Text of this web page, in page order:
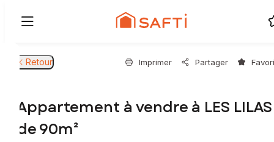
Retour Imprimer Partager
Appartement à vendre à LES LILAS
de 90m²